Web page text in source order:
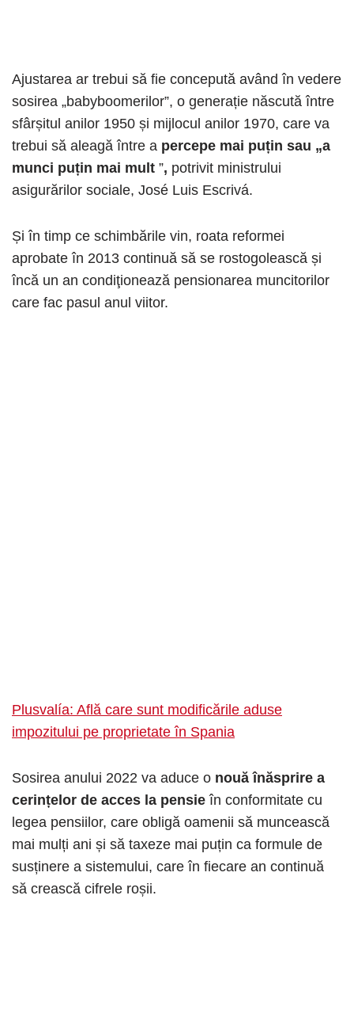
Ajustarea ar trebui să fie concepută având în vedere
sosirea „babyboomerilor”, o generație născută între
sfârșitul anilor 1950 și mijlocul anilor 1970, care va
trebui să aleagă între a percepe mai puțin sau „a
munci puțin mai mult ”, potrivit ministrului
asigurărilor sociale, José Luis Escrivá.
Și în timp ce schimbările vin, roata reformei
aprobate în 2013 continuă să se rostogolească și
încă un an condiţionează pensionarea muncitorilor
care fac pasul anul viitor.
Plusvalía: Află care sunt modificările aduse
impozitului pe proprietate în Spania
Sosirea anului 2022 va aduce o nouă înăsprire a
cerințelor de acces la pensie în conformitate cu
legea pensiilor, care obligă oamenii să muncească
mai mulți ani și să taxeze mai puțin ca formule de
susținere a sistemului, care în fiecare an continuă
să crească cifrele roșii.